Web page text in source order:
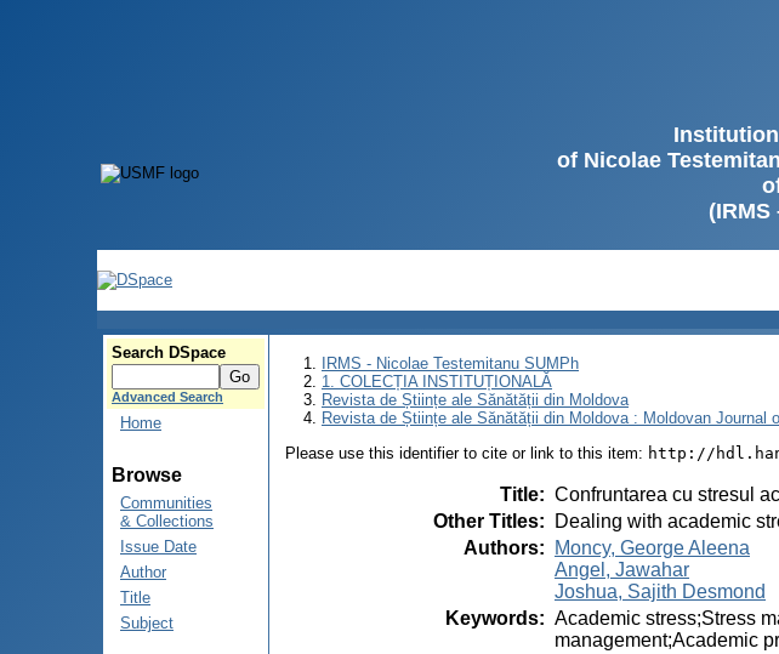
of Nicolae
(IRMS
Search DSpace
Advanced Search
Home
Browse
Communities
& Collections
Issue Date
Author
Title
Subject
IRMS - Nicolae Testemitanu SUMPh
1. COLECȚIA INSTITUȚIONALĂ
Revista de Științe ale Sănătății din Moldova
Revista de Științe ale Sănătății din Moldova : Moldovan Journal
Please use this identifier to cite or link to this item: http://
Title: Confruntarea cu stresul
Other Titles:
Dealing with academic
Authors:
Moncy, George Aleena
Angel, Jawahar
Joshua, Sajith Desmond
Keywords: Academic stress;Stress
management;Academic